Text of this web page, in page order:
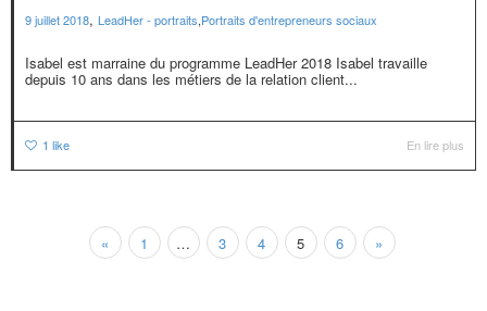
9 juillet 2018, LeadHer - portraits,Portraits d'entrepreneurs sociaux
Isabel est marraine du programme LeadHer 2018 Isabel travaille
depuis 10 ans dans les métiers de la relation client...
1 like En lire plus
« 1 … 3 4 5 6 »